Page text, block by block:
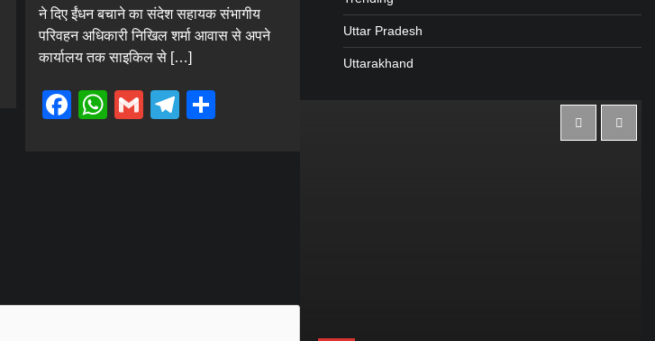
ने दिए ईंधन बचाने का संदेश सहायक संभागीय
परिवहन अधिकारी निखिल शर्मा आवास से अपने
कार्यालय तक साइकिल से […]
Facebook
WhatsApp
GmailTelegram
Uttar Pradesh
Uttarakhand